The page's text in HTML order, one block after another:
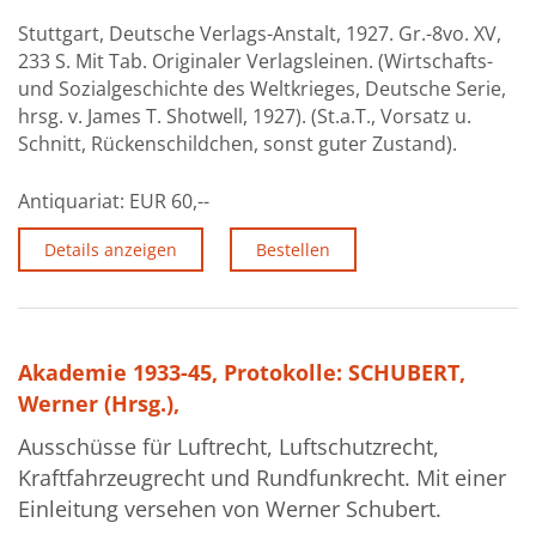
Newsletter
Stuttgart, Deutsche Verlags-Anstalt, 1927. Gr.-8vo. XV,
233 S. Mit Tab. Originaler Verlagsleinen. (Wirtschafts-
und Sozialgeschichte des Weltkrieges, Deutsche Serie,
hrsg. v. James T. Shotwell, 1927). (St.a.T., Vorsatz u.
Schnitt, Rückenschildchen, sonst guter Zustand).
Antiquariat: EUR 60,--
Details anzeigen Bestellen
Akademie 1933-45, Protokolle: SCHUBERT,
Werner (Hrsg.),
Ausschüsse für Luftrecht, Luftschutzrecht,
Kraftfahrzeugrecht und Rundfunkrecht. Mit einer
Einleitung versehen von Werner Schubert.